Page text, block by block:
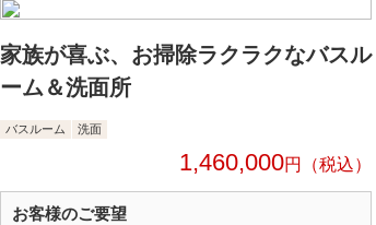
家族が喜ぶ、お掃除ラクラクなバスル
ーム＆洗面所
バスルーム 洗面
1,460,000円
お客様のご要望